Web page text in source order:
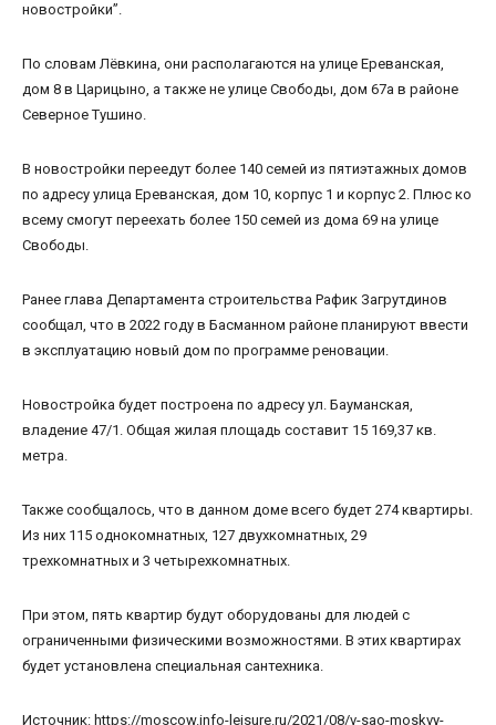
новостройки”.
По словам Лёвкина, они располагаются на улице Ереванская,
дом 8 в Царицыно, а также не улице Свободы, дом 67а в районе
Северное Тушино.
В новостройки переедут более 140 семей из пятиэтажных домов
по адресу улица Ереванская, дом 10, корпус 1 и корпус 2. Плюс ко
всему смогут переехать более 150 семей из дома 69 на улице
Свободы.
Ранее глава Департамента строительства Рафик Загрутдинов
сообщал, что в 2022 году в Басманном районе планируют ввести
в эксплуатацию новый дом по программе реновации.
Новостройка будет построена по адресу ул. Бауманская,
владение 47/1. Общая жилая площадь составит 15 169,37 кв.
метра.
Также сообщалось, что в данном доме всего будет 274 квартиры.
Из них 115 однокомнатных, 127 двухкомнатных, 29
трехкомнатных и 3 четырехкомнатных.
При этом, пять квартир будут оборудованы для людей с
ограниченными физическими возможностями. В этих квартирах
будет установлена специальная сантехника.
Источник: https://moscow.info-leisure.ru/2021/08/v-sao-moskvy-